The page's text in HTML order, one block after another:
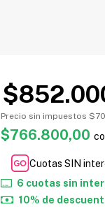
Precio sin impuestos
$766.800,00
Cuotas SIN
6 cuotas sin
10% de